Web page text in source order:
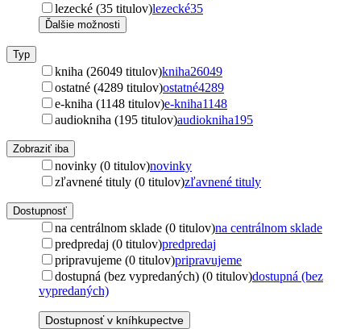
lezecké (35 titulov)lezecké35
Ďalšie možnosti
Typ
kniha (26049 titulov)kniha26049
ostatné (4289 titulov)ostatné4289
e-kniha (1148 titulov)e-kniha1148
audiokniha (195 titulov)audiokniha195
Zobraziť iba
novinky (0 titulov)novinky
zľavnené tituly (0 titulov)zľavnené tituly
Dostupnosť
na centrálnom sklade (0 titulov)na centrálnom sklade
predpredaj (0 titulov)predpredaj
pripravujeme (0 titulov)pripravujeme
dostupná (bez vypredaných) (0 titulov)dostupná (bez
vypredaných)
Dostupnosť v kníhkupectve